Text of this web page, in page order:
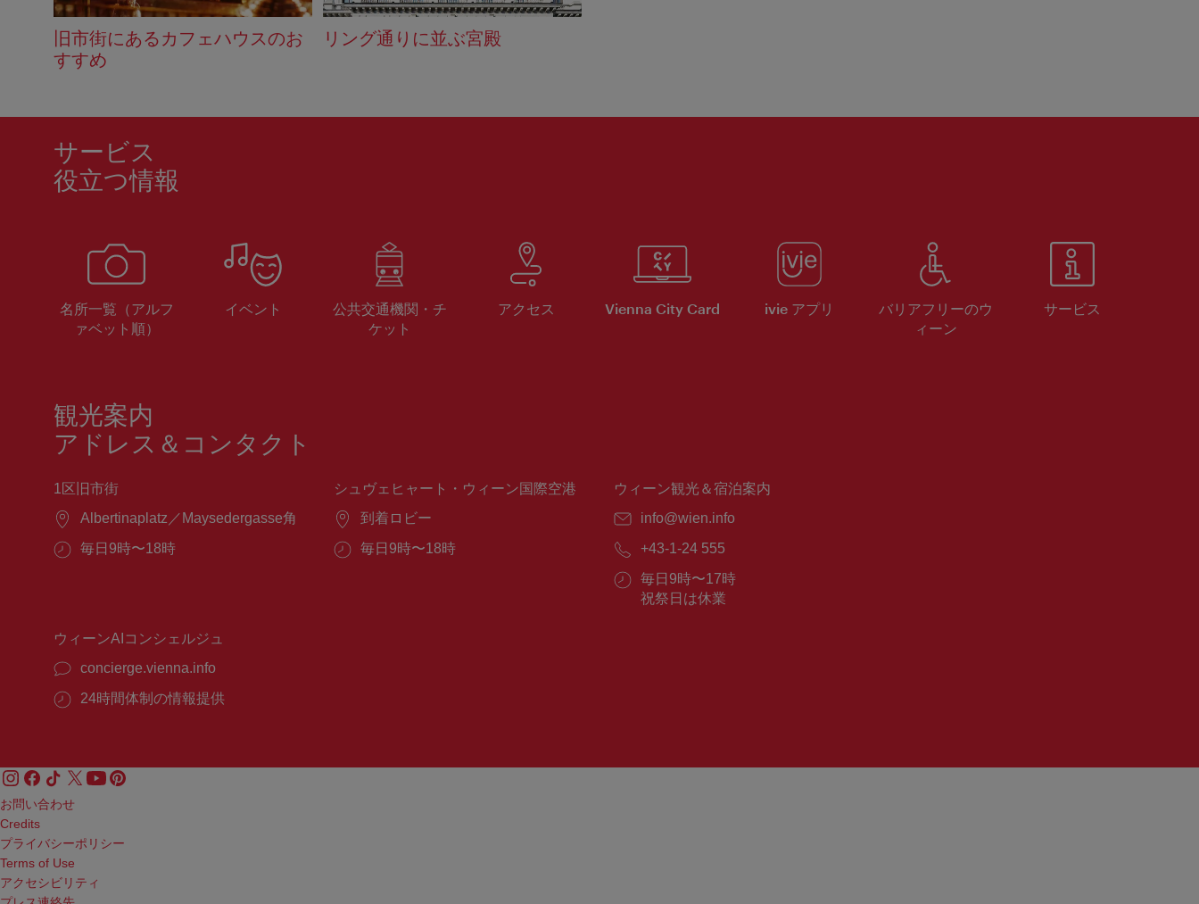
旧市街にあるカフェハウスのお
すすめ
リング通りに並ぶ宮殿
サービス
役立つ情報
名所一覧（アルフ
ァベット順）
イベント
公共交通機関・チ
ケット
アクセス Vienna City Card ivie アプリ
バリアフリーのウ
ィーン
サービス
観光案内
アドレス＆コンタクト
1区旧市街
場
Albertinaplatz／Maysedergasse角
営
毎日9時〜18時
シュヴェヒャート・ウィーン国際空港
場
到着ロビー
営
毎日9時〜18時
ウィーン観光＆宿泊案内
E
ー
ル：
info@wien.info
電
番
号：
+43-1-24 555
営
業
毎日9時〜17時
祝祭日は休業
ウィーンAIコンシェルジュ
concierge.vienna.info
24時間体制の情報提供
お問い合わせ
Credits
プライバシーポリシー
Terms of Use
アクセシビリティ